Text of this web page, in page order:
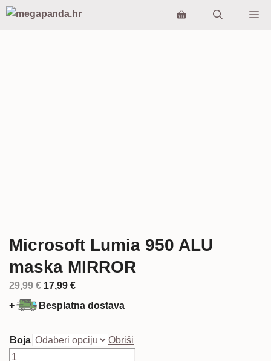
Preskoči
Microsoft Lumia 950 ALU
maska MIRROR
29,99€ Izvorna
cijena
29,99 €.
17,99 €Trenutna
cijena
+ Besplatna dostava
Boja
Obriši
Microsoft